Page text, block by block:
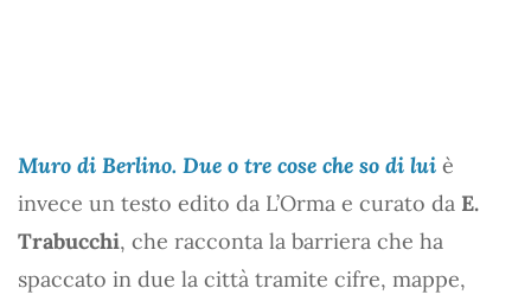
Muro di Berlino. Due o tre cose che so di lui è
invece un testo edito da L’Orma e curato da E.
Trabucchi, che racconta la barriera che ha
spaccato in due la città tramite cifre, mappe,